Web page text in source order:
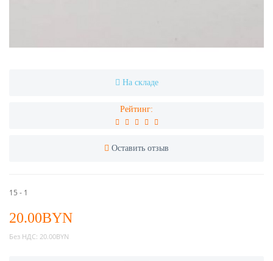
На складе
Рейтинг:
Оставить отзыв
15 - 1
20.00BYN
Без НДС: 20.00BYN